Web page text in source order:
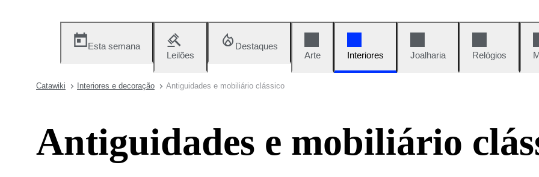
Esta semana
Leilões
Destaques
Arte
Interiores Joalharia Relógios
Catawiki Interiores e decoração Antiguidades e mobiliário clássico
Antiguidades e mobiliário